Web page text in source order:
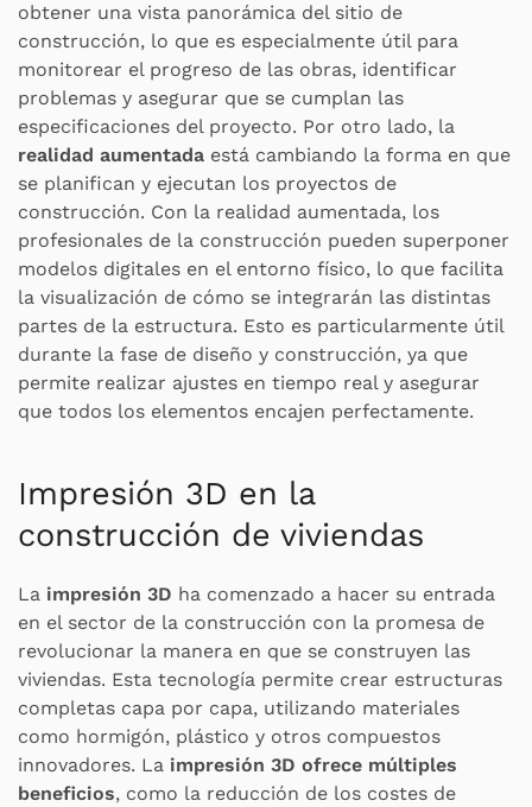
obtener una vista panorámica del sitio de
construcción, lo que es especialmente útil para
monitorear el progreso de las obras, identificar
problemas y asegurar que se cumplan las
especificaciones del proyecto. Por otro lado, la
realidad aumentada está cambiando la forma en que
se planifican y ejecutan los proyectos de
construcción. Con la realidad aumentada, los
profesionales de la construcción pueden superponer
modelos digitales en el entorno físico, lo que facilita
la visualización de cómo se integrarán las distintas
partes de la estructura. Esto es particularmente útil
durante la fase de diseño y construcción, ya que
permite realizar ajustes en tiempo real y asegurar
que todos los elementos encajen perfectamente.
Impresión 3D en la
construcción de viviendas
La impresión 3D ha comenzado a hacer su entrada
en el sector de la construcción con la promesa de
revolucionar la manera en que se construyen las
viviendas. Esta tecnología permite crear estructuras
completas capa por capa, utilizando materiales
como hormigón, plástico y otros compuestos
innovadores. La impresión 3D ofrece múltiples
beneficios, como la reducción de los costes de